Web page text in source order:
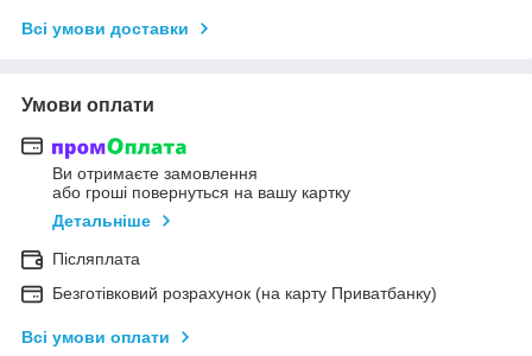
Всі умови доставки
Умови оплати
Ви отримаєте замовлення
або гроші повернуться на вашу картку
Детальніше
Післяплата
Безготівковий розрахунок (на карту Приватбанку)
Всі умови оплати